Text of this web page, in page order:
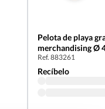
Pelota de playa
Ref. 883261
Recíbelo